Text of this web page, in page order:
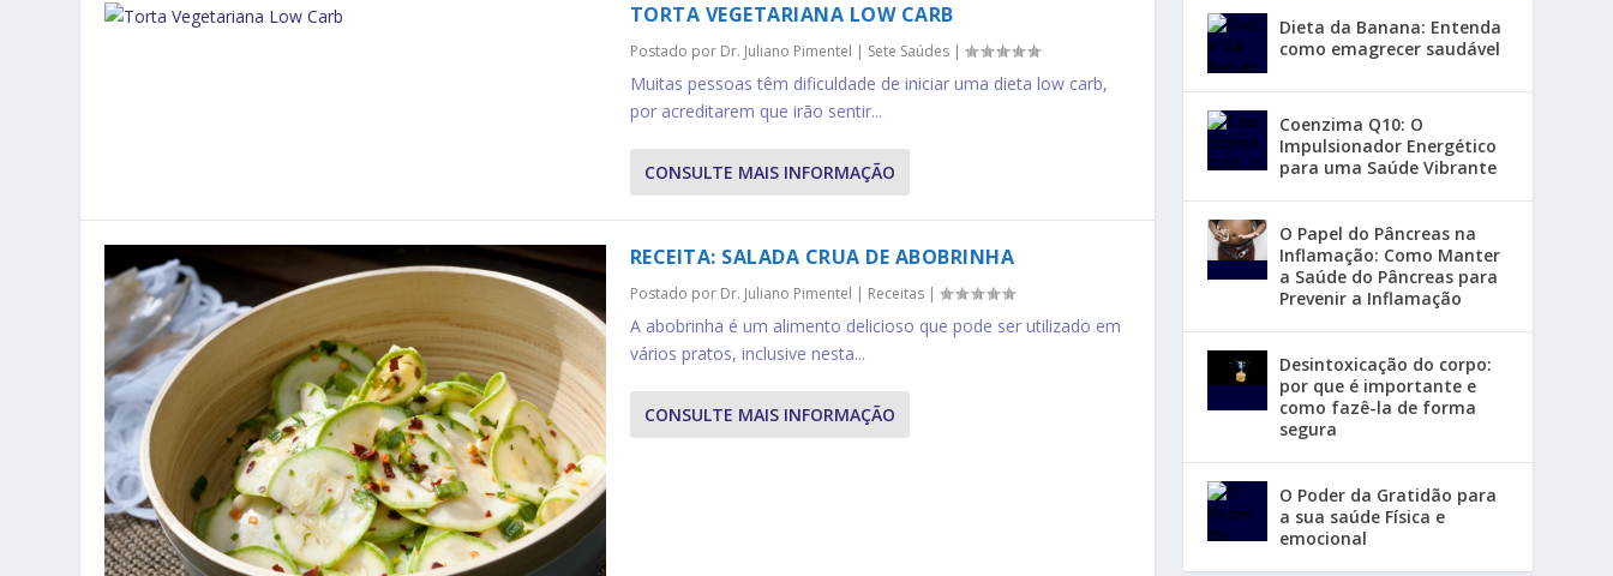
TORTA VEGETARIANA LOW CARB
Postado por Dr. Juliano Pimentel | Sete Saúdes|
Muitas pessoas têm dificuldade de iniciar uma dieta low carb,
por acreditarem que irão sentir...
CONSULTE MAIS INFORMAÇÃO
RECEITA: SALADA CRUA DE ABOBRINHA
Postado por Dr. Juliano Pimentel | Receitas|
A abobrinha é um alimento delicioso que pode ser utilizado em
vários pratos, inclusive nesta...
CONSULTE MAIS INFORMAÇÃO
Dieta da Banana: Entenda
como emagrecer saudável
Coenzima Q10: O
Impulsionador Energético
para uma Saúde Vibrante
O Papel do Pâncreas na
Inflamação: Como Manter
a Saúde do Pâncreas para
Prevenir a Inflamação
Desintoxicação do corpo:
por que é importante e
como fazê-la de forma
segura
O Poder da Gratidão para
a sua saúde Física e
emocional